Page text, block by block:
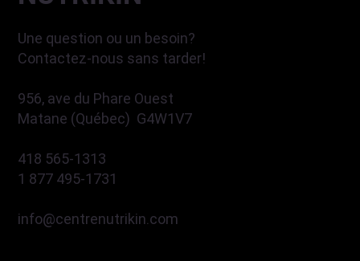
Une question ou un besoin?
Contactez-nous sans tarder!
956, ave du Phare Ouest
Matane (Québec) G4W1V7
418 565-1313
1 877 495-1731
info@centrenutrikin.com